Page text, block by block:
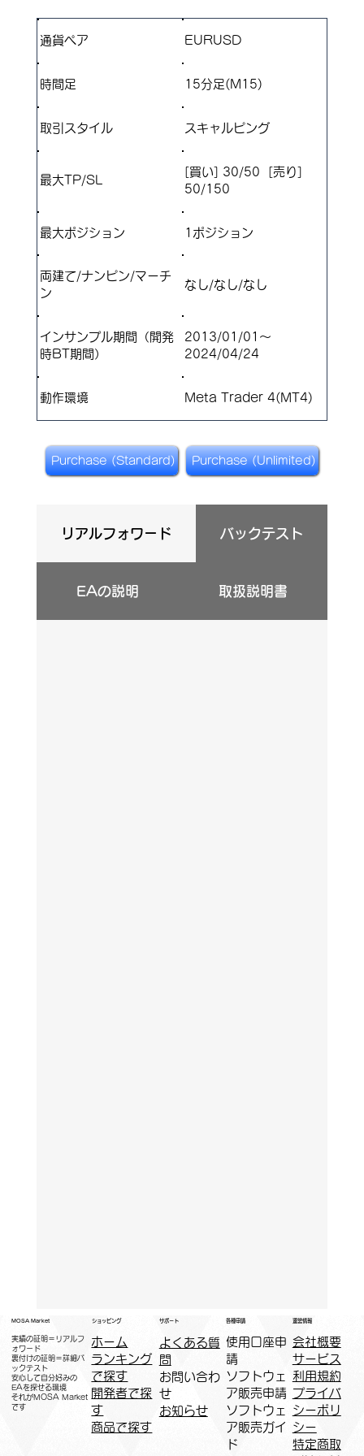
通貨ペア EURUSD
​時間足 15分足(M15)
取引スタイル スキャルピング
最大TP/SL
[買い] 30/50 [売り]
50/150
​最大ポジション 1ポジション
両建て/ナンピン/マーチ
ン
なし/なし/なし
インサンプル期間（開発
時BT期間）
2013/01/01～
2024/04/24
​動作環境 Meta Trader 4(MT4)
Purchase (Standard) Purchase (Unlimited)
リアルフォワード バックテスト
EAの説明 取扱説明書
MOSA Market
実績の証明＝リアルフ
ォワード
裏付けの証明＝詳細バ
ックテスト
安心して自分好みの
EAを探せる環境
​それがMOSA Market
です
ショッピング
ホーム
ランキング
で探す
開発者で探
す
商品で探す
サポート
よくある質
問
お問い合わ
せ
お知らせ
各種申請
​使用口座申
請
ソフトウェ
ア販売申請
ソフトウェ
ア販売ガイ
ド
運営情報
会社概要
サービス
利用規約
プライバ
シーポリ
シー
特定商取